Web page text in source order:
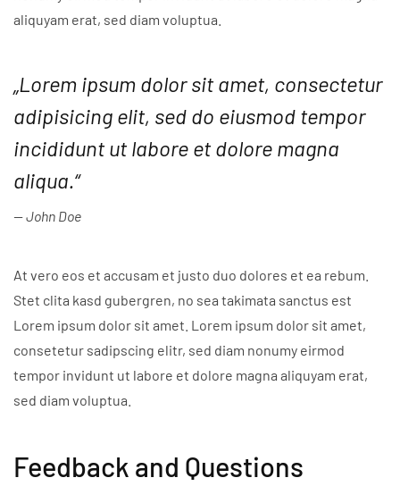
aliquyam erat, sed diam voluptua.
„Lorem ipsum dolor sit amet, consectetur
adipisicing elit, sed do eiusmod tempor
incididunt ut labore et dolore magna
aliqua.“
John Doe
At vero eos et accusam et justo duo dolores et ea rebum.
Stet clita kasd gubergren, no sea takimata sanctus est
Lorem ipsum dolor sit amet. Lorem ipsum dolor sit amet,
consetetur sadipscing elitr, sed diam nonumy eirmod
tempor invidunt ut labore et dolore magna aliquyam erat,
sed diam voluptua.
Feedback and Questions